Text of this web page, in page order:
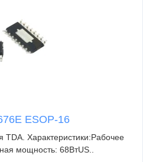
ESOP-16
TDA. Характеристики:Рабочее
мощность: 68ВтUS..